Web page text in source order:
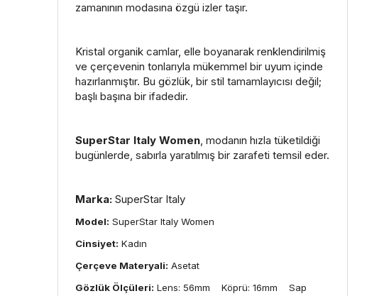
zamanının modasına özgü izler taşır.
Kristal organik camlar, elle boyanarak renklendirilmiş
ve çerçevenin tonlarıyla mükemmel bir uyum içinde
hazırlanmıştır. Bu gözlük, bir stil tamamlayıcısı değil;
başlı başına bir ifadedir.
SuperStar Italy Women, modanın hızla tüketildiği
bugünlerde, sabırla yaratılmış bir zarafeti temsil eder.
Marka: SuperStar Italy
Model: SuperStar Italy Women
Cinsiyet: Kadın
Çerçeve Materyali: Asetat
Gözlük Ölçüleri: Lens: 56mm Köprü: 16mm Sap